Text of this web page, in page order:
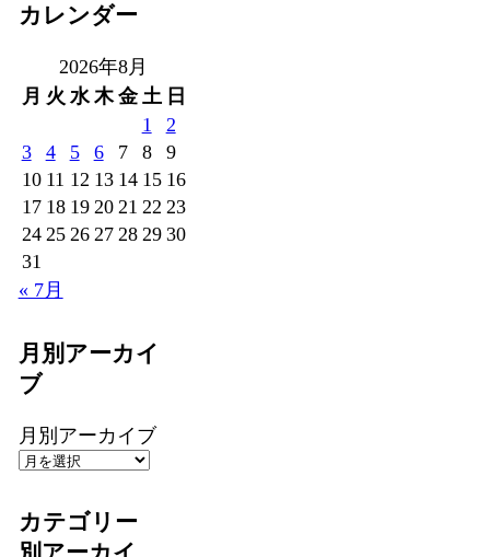
カレンダー
2026年8月
月 火 水 木 金 土 日
1
2
3
4 5 6 7 8
9
10 11 12 13 14 15 16
17 18 19 20 21 22 23
24 25 26 27 28 29 30
31
« 7月
月別アーカイ
ブ
月別アーカイブ
カテゴリー